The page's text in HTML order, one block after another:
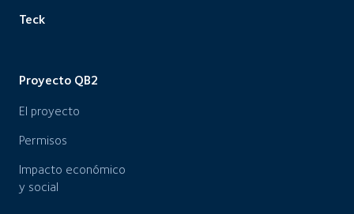
Teck
Proyecto QB2
El proyecto
Permisos
Impacto económico
y social